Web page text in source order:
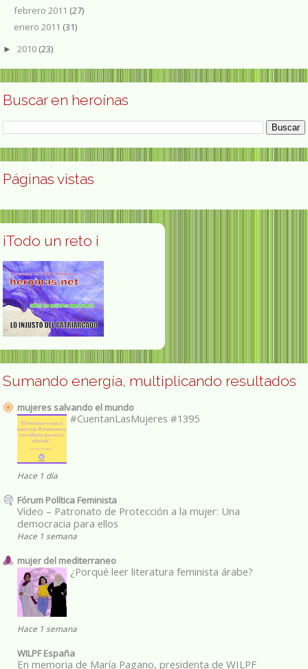
febrero 2011 (27)
enero 2011 (31)
► 2010 (23)
Buscar en heroínas
Páginas vistas
¡Todo un reto ¡
Sumando energía, multiplicando resultados
mujeres salvando el mundo
#CuentanLasMujeres #1395
Hace 1 día
Fórum Política Feminista
Vídeo – Patronato de Protección a la mujer: Una
democracia para ellos
Hace 1 semana
mujer del mediterraneo
¿Porqué leer literatura feminista árabe?
Hace 1 semana
WILPF España
En memoria de María Pagano, presidenta de WILPF